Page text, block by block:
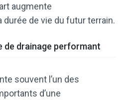
augmente
de vie du futur terrain.
de drainage performant
souvent l’un des
d’une